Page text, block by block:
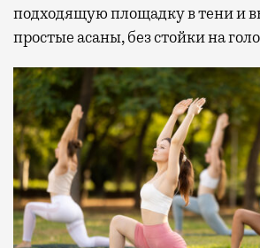
подходящую площадку в тени и
простые асаны, без стойки на